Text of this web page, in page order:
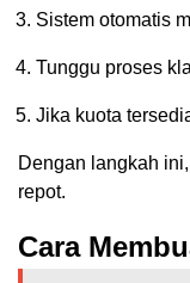
Sistem otomatis
Tunggu proses
Jika kuota
Dengan langkah
repot.
Cara